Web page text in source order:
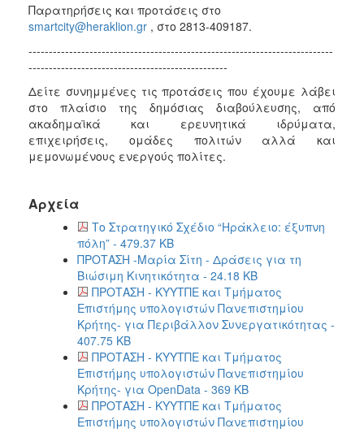
Παρατηρήσεις και προτάσεις στο
smartcity@heraklion.gr , στο 2813-409187.
---------------------------------------------------------------------------
-------------------------------------------------
Δείτε συνημμένες τις προτάσεις που έχουμε λάβει
στο πλαίσιο της δημόσιας διαβούλευσης, από
ακαδημαϊκά και ερευνητικά ιδρύματα,
επιχειρήσεις, ομάδες πολιτών αλλά και
μεμονωμένους ενεργούς πολίτες.
Αρχεία
Το Στρατηγικό Σχέδιο “Ηράκλειο: έξυπνη
πόλη” - 479.37 KB
ΠΡΟΤΑΣΗ -Μαρία Σίτη - Δράσεις για τη
Βιώσιμη Κινητικότητα - 24.18 KB
ΠΡΟΤΑΣΗ - ΚΥΥΤΠΕ και Τμήματος
Επιστήμης υπολογιστών Πανεπιστημίου
Κρήτης- για Περιβάλλον Συνεργατικότητας -
407.75 KB
ΠΡΟΤΑΣΗ - ΚΥΥΤΠΕ και Τμήματος
Επιστήμης υπολογιστών Πανεπιστημίου
Κρήτης- για OpenData - 369 KB
ΠΡΟΤΑΣΗ - ΚΥΥΤΠΕ και Τμήματος
Επιστήμης υπολογιστών Πανεπιστημίου